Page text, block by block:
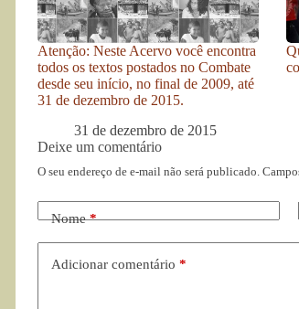
Atenção: Neste Acervo você encontra
todos os textos postados no Combate
desde seu início, no final de 2009, até
31 de dezembro de 2015.
31 de dezembro de 2015
Deixe um comentário
O seu endereço de e-mail não será publicado.
Nome*
Adicionar comentário *